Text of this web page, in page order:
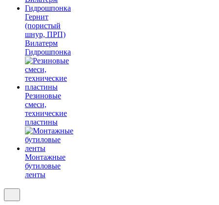
Гернит
(пористый
шнур, ПРП)
Вилатерм
Гидрошпонка
Резиновые
смеси,
технические
пластины
Монтажные
бутиловые
ленты